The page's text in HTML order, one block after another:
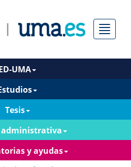
Menú
UMA
Tesis
administrativa
y ayudas